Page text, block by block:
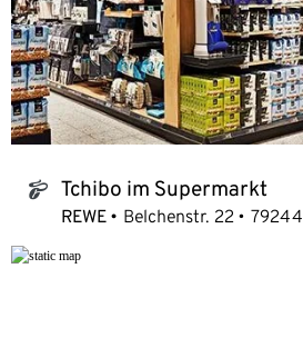
tchibo_logo Tchibo im Supermarkt
REWE Belchenstr. 22 79244